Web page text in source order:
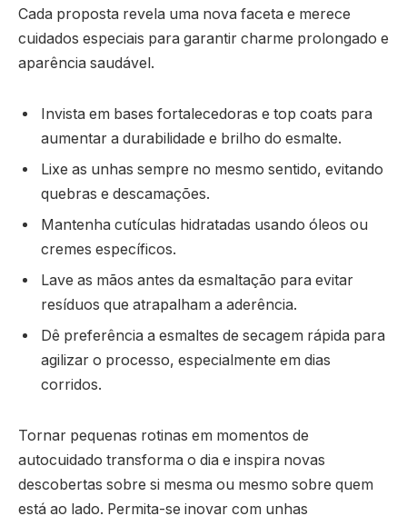
Cada proposta revela uma nova faceta e merece
cuidados especiais para garantir charme prolongado e
aparência saudável.
Invista em bases fortalecedoras e top coats para
aumentar a durabilidade e brilho do esmalte.
Lixe as unhas sempre no mesmo sentido, evitando
quebras e descamações.
Mantenha cutículas hidratadas usando óleos ou
cremes específicos.
Lave as mãos antes da esmaltação para evitar
resíduos que atrapalham a aderência.
Dê preferência a esmaltes de secagem rápida para
agilizar o processo, especialmente em dias
corridos.
Tornar pequenas rotinas em momentos de
autocuidado transforma o dia e inspira novas
descobertas sobre si mesma ou mesmo sobre quem
está ao lado. Permita-se inovar com unhas